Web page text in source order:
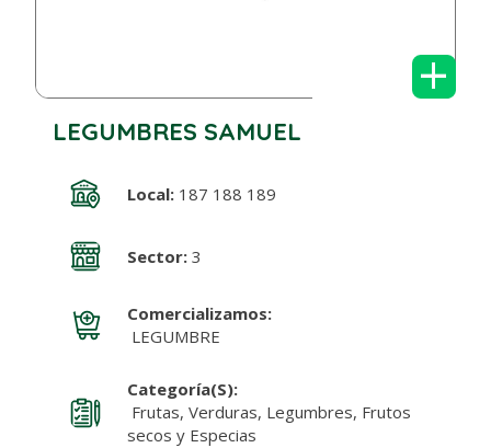
+
LEGUMBRES SAMUEL
Local:187 188 189
Sector:3
Comercializamos:
LEGUMBRE
Categoría(s):
Frutas, Verduras, Legumbres, Frutos
secos y Especias